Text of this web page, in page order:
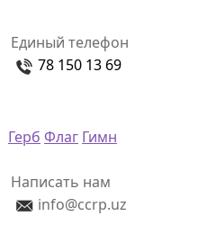
Единый телефон
78 150 13 69
Герб Флаг Гимн
Написать нам
info@ccrp.uz